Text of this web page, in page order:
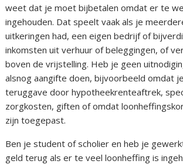
weet dat je moet bijbetalen omdat er te
ingehouden. Dat speelt vaak als je
uitkeringen had, een eigen bedrijf of
inkomsten uit verhuur of beleggingen, of
boven de vrijstelling. Heb je geen
alsnog aangifte doen, bijvoorbeeld omdat
teruggave door hypotheekrenteaftrek,
zorgkosten, giften of omdat
zijn toegepast.
Ben je student of scholier en heb je
geld terug als er te veel loonheffing is